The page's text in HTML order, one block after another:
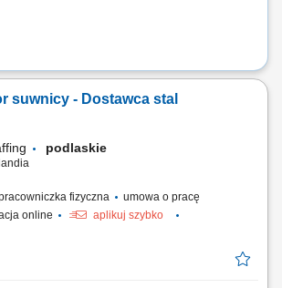
suwnicy - Dostawca stal
podlaskie
fizyczna
umowa o pracę
online
aplikuj szybko